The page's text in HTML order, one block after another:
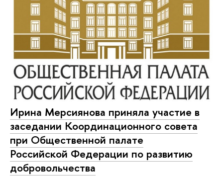
Ирина Мерсиянова приняла участие в
заседании Координационного совета
при Общественной палате
Российской Федерации по развитию
добровольчества